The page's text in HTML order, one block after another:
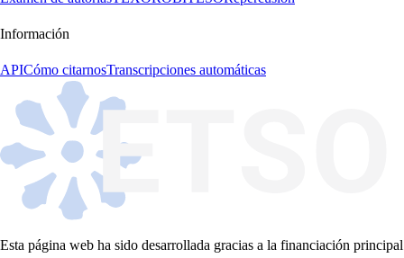
Información
APICómo citarnosTranscripciones automáticas
Esta página web ha sido desarrollada gracias a la financiación principal